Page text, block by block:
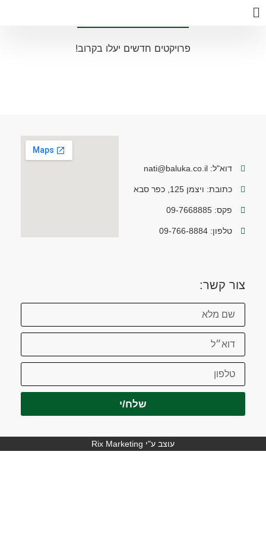
פרויקטים חדשים יעלו בקרוב!
צור קשר:
שלח/י
דוא"ל: nati@baluka.co.il
כתובת: ויצמן 125, כפר סבא
פקס: 09-7668885
טלפון: 09-766-8884
עוצב ע"י Rix Marketing